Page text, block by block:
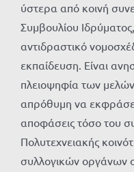
ύστερα από κοινή
Συμβουλίου
αντιδραστικό
εκπαίδευση. Είναι
πλειοψηφία των
απρόθυμη να εκφράσει
αποφάσεις τόσο του
Πολυτεχνειακής
συλλογικών οργάνων